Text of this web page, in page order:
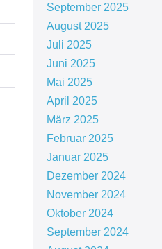
September 2025
August 2025
Juli 2025
Juni 2025
Mai 2025
April 2025
März 2025
Februar 2025
Januar 2025
Dezember 2024
November 2024
Oktober 2024
September 2024